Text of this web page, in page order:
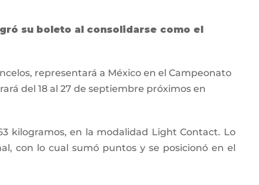
su boleto al consolidarse como el
representará a México en el Campeonato
del 18 al 27 de septiembre próximos en
kilogramos, en la modalidad Light Contact. Lo
con lo cual sumó puntos y se posicionó en el